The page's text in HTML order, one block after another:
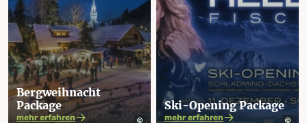
Bergweih­nacht
Package
mehr erfahren
Ski-Opening Package
mehr erfahren